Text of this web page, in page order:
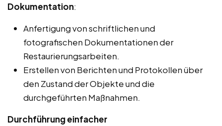
Dokumentation:
Anfertigung von schriftlichen und
fotografischen Dokumentationen der
Restaurierungsarbeiten.
Erstellen von Berichten und Protokollen über
den Zustand der Objekte und die
durchgeführten Maßnahmen.
Durchführung einfacher